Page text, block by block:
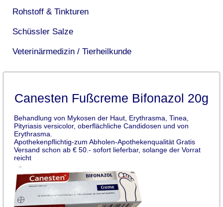
Rohstoff & Tinkturen
Schüssler Salze
Veterinärmedizin / Tierheilkunde
Canesten Fußcreme Bifonazol 20g
Behandlung von Mykosen der Haut, Erythrasma, Tinea,
Pityriasis versicolor, oberflächliche Candidosen und von
Erythrasma.
Apothekenpflichtig-zum Abholen-Apothekenqualität Gratis
Versand schon ab € 50.- sofort lieferbar, solange der Vorrat
reicht